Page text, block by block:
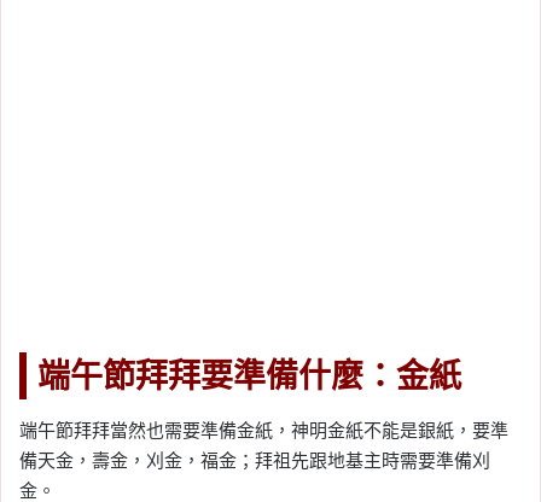
端午節拜拜要準備什麼：金紙
端午節拜拜當然也需要準備金紙，神明金紙不能是銀紙，要準
備天金，壽金，刈金，福金；拜祖先跟地基主時需要準備刈
金。